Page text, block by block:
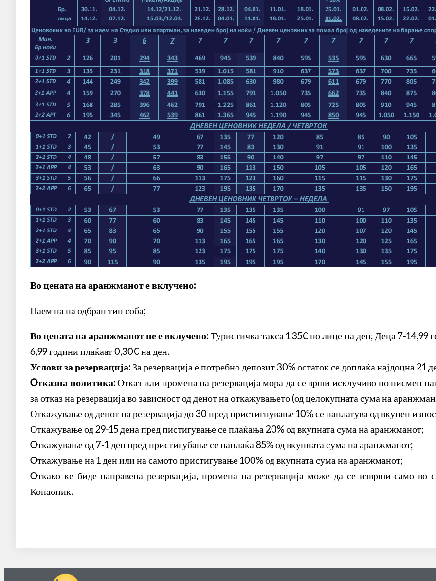
Во цената на аранжманот е вклучено:
Наем на на одбран тип соба;
Во цената на аранжманот не е вклучено: Туристичка такса 1,35€ по лице на ден; Деца 7-14,99
6,99 години плаќаат 0,30€ на ден.
Услови за резервација: За резервација е потребно депозит 30% остаток се доплаќа најдоцна 21
Oтказна политика:Отказ или промена на резервација мора да се врши исклучиво по писмен
за отказ на резервација во зависност од денот на откажувањето (од целокупната сума на
Откажување од денот на резервација до 30 пред пристигнување 10% се наплатува од вкупен
Откажување од 29-15 дена пред пистигување се плаќања 20% од вкупната сума на аранжманот;
Oткажување од 7-1 ден пред пристигубање се наплаќа 85% од вкупната сума на аранжманот;
Oткажување на 1 ден или на самото пристигување 100% од вкупната сума на аранжманот;
Oткако ке биде направена резервација, промена на резервација може да се изврши само во
Копаоник.